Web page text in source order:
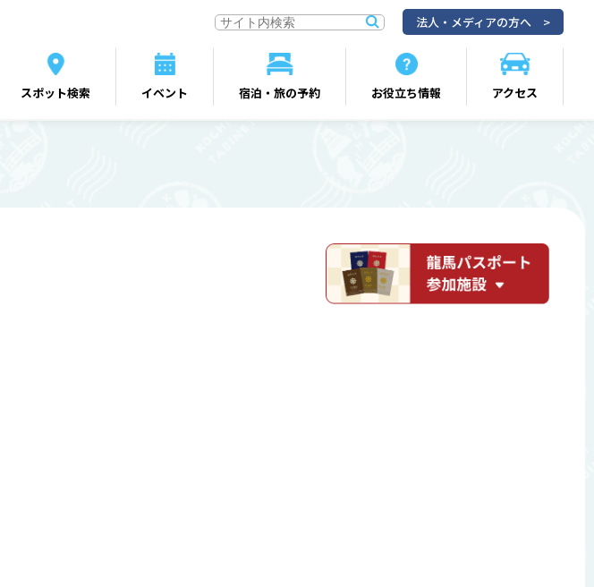
スポット検索 イベント 宿泊・旅の予約 お役立ち情報 アクセス
法人・メディアの方へ